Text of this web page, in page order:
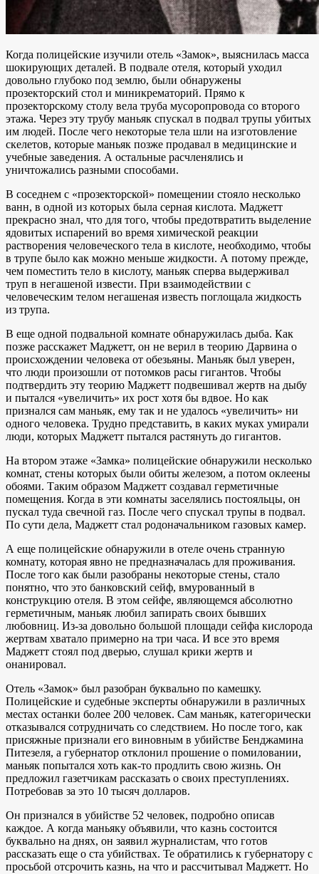
Когда полицейские изучили отель «Замок», выяснилась масса
шокирующих деталей. В подвале отеля, который уходил
довольно глубоко под землю, были обнаружены
прозекторский стол и миникрематорий. Прямо к
прозекторскому столу вела труба мусоропровода со второго
этажа. Через эту трубу маньяк спускал в подвал трупы убитых
им людей. После чего некоторые тела шли на изготовление
скелетов, которые маньяк позже продавал в медицинские и
учебные заведения. А остальные расчленялись и
уничтожались разными способами.
В соседнем с «прозекторской» помещении стояло несколько
ванн, в одной из которых была серная кислота. Маджетт
прекрасно знал, что для того, чтобы предотвратить выделение
ядовитых испарений во время химической реакции
растворения человеческого тела в кислоте, необходимо, чтобы
в трупе было как можно меньше жидкости. А потому прежде,
чем поместить тело в кислоту, маньяк сперва выдерживал
труп в негашеной извести. При взаимодействии с
человеческим телом негашеная известь поглощала жидкость
из трупа.
В еще одной подвальной комнате обнаружилась дыба. Как
позже расскажет Маджетт, он не верил в теорию Дарвина о
происхождении человека от обезьяны. Маньяк был уверен,
что люди произошли от потомков расы гигантов. Чтобы
подтвердить эту теорию Маджетт подвешивал жертв на дыбу
и пытался «увеличить» их рост хотя бы вдвое. Но как
признался сам маньяк, ему так и не удалось «увеличить» ни
одного человека. Трудно представить, в каких муках умирали
люди, которых Маджетт пытался растянуть до гигантов.
На втором этаже «Замка» полицейские обнаружили несколько
комнат, стены которых были обиты железом, а потом оклеены
обоями. Таким образом Маджетт создавал герметичные
помещения. Когда в эти комнаты заселялись постояльцы, он
пускал туда свечной газ. После чего спускал трупы в подвал.
По сути дела, Маджетт стал родоначальником газовых камер.
А еще полицейские обнаружили в отеле очень странную
комнату, которая явно не предназначалась для проживания.
После того как были разобраны некоторые стены, стало
понятно, что это банковский сейф, вмурованный в
конструкцию отеля. В этом сейфе, являющемся абсолютно
герметичным, маньяк любил запирать своих бывших
любовниц. Из-за довольно большой площади сейфа кислорода
жертвам хватало примерно на три часа. И все это время
Маджетт стоял под дверью, слушал крики жертв и
онанировал.
Отель «Замок» был разобран буквально по камешку.
Полицейские и судебные эксперты обнаружили в различных
местах останки более 200 человек. Сам маньяк, категорически
отказывался сотрудничать со следствием. Но после того, как
присяжные признали его виновным в убийстве Бенджамина
Питезеля, а губернатор отклонил прошение о помиловании,
маньяк попытался хоть как-то продлить свою жизнь. Он
предложил газетчикам рассказать о своих преступлениях.
Потребовав за это 10 тысяч долларов.
Он признался в убийстве 52 человек, подробно описав
каждое. А когда маньяку объявили, что казнь состоится
буквально на днях, он заявил журналистам, что готов
рассказать еще о ста убийствах. Те обратились к губернатору с
просьбой отсрочить казнь, на что и рассчитывал Маджетт. Но